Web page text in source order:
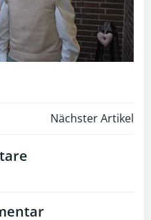
PostNächster Artikel